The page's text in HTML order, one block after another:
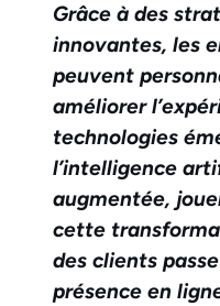
Grâce à des
innovantes, les
peuvent
améliorer
technologies
l’intelligence
augmentée,
cette
des clients
présence en